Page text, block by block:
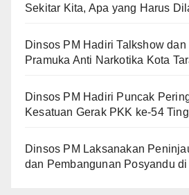
Sekitar Kita, Apa yang Harus
Dinsos PM Hadiri Talkshow
Pramuka Anti Narkotika Kota
Dinsos PM Hadiri Puncak
Kesatuan Gerak PKK ke-54
Dinsos PM Laksanakan
dan Pembangunan Posyandu